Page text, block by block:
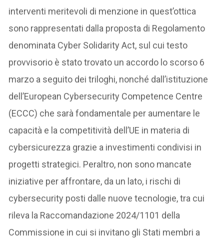
interventi meritevoli di menzione in quest’ottica
sono rappresentati dalla proposta di Regolamento
denominata Cyber Solidarity Act, sul cui testo
provvisorio è stato trovato un accordo lo scorso 6
marzo a seguito dei triloghi, nonché dall’istituzione
dell’European Cybersecurity Competence Centre
(ECCC) che sarà fondamentale per aumentare le
capacità e la competitività dell’UE in materia di
cybersicurezza grazie a investimenti condivisi in
progetti strategici. Peraltro, non sono mancate
iniziative per affrontare, da un lato, i rischi di
cybersecurity posti dalle nuove tecnologie, tra cui
rileva la Raccomandazione 2024/1101 della
Commissione in cui si invitano gli Stati membri a